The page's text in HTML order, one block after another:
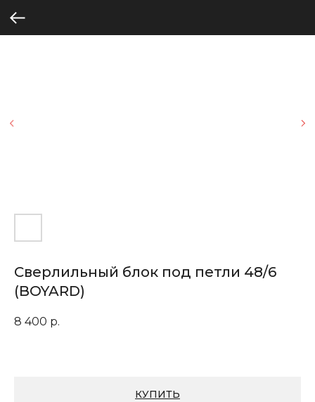
Сверлильный блок под петли 48/6
(BOYARD)
8 400 р.
КУПИТЬ